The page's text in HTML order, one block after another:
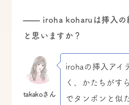
—— iroha koharuは挿入の
と思いますか？
takakoさん
irohaの挿入アイ
く、かたちがす
でタンポンと似